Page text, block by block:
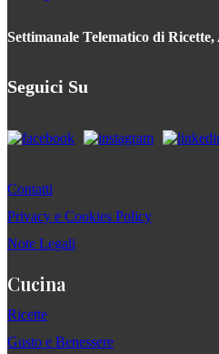
Settimanale Telematico di Ricette,
Seguici Su
Contatti
Privacy e Cookies Policy
Note Legali
Cucina
Ricette
Gusto e Benessere